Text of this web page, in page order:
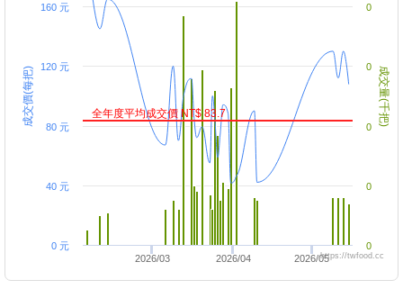
成交價(每把) 成交量(千把)
2026/03 2026/04 2026/05
0 元
40 元
80 元
120 元
160 元
0
0
0
0
0
https://twfood.cc
全年度平均成交價 NT$ 83.7